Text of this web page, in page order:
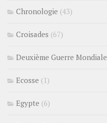
Chronologie (43)
Croisades (67)
Deuxième Guerre Mondiale
Ecosse (1)
Egypte (6)